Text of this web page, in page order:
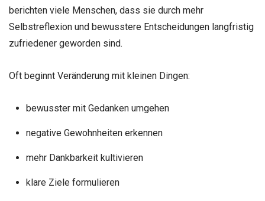
berichten viele Menschen, dass sie durch mehr
Selbstreflexion und bewusstere Entscheidungen langfristig
zufriedener geworden sind.
Oft beginnt Veränderung mit kleinen Dingen:
bewusster mit Gedanken umgehen
negative Gewohnheiten erkennen
mehr Dankbarkeit kultivieren
klare Ziele formulieren